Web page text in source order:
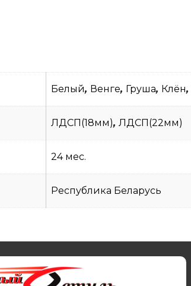
Белый, Венге, Груша, Клён,
ЛДСП(18мм), ЛДСП(22мм)
24 мес.
Республика Беларусь